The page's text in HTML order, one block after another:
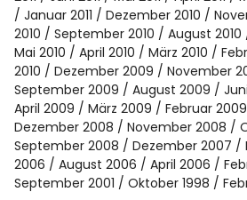
Januar 2011
Dezember 2010
2010
September 2010 August 2010
Mai 2010
April 2010 März 2010
2010
Dezember 2009 November
September 2009
August 2009
April 2009
März 2009 Februar 2009
Dezember 2008
November 2008
September 2008
Dezember 2007
2006
August 2006 April 2006
September 2001
Oktober 1998